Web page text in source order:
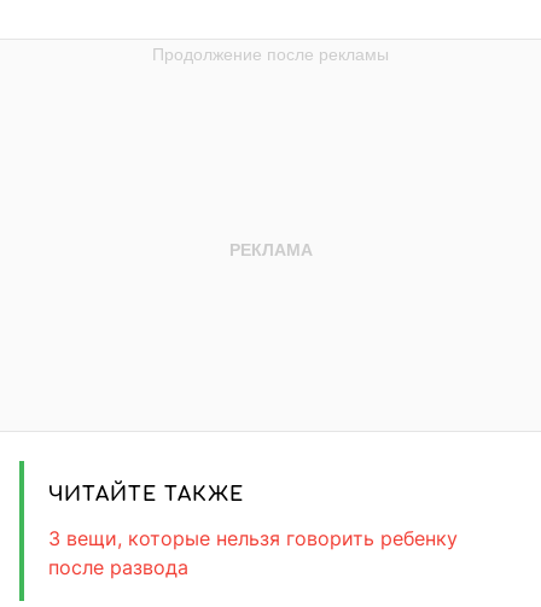
ЧИТАЙТЕ ТАКЖЕ
3 вещи, которые нельзя говорить ребенку
после развода